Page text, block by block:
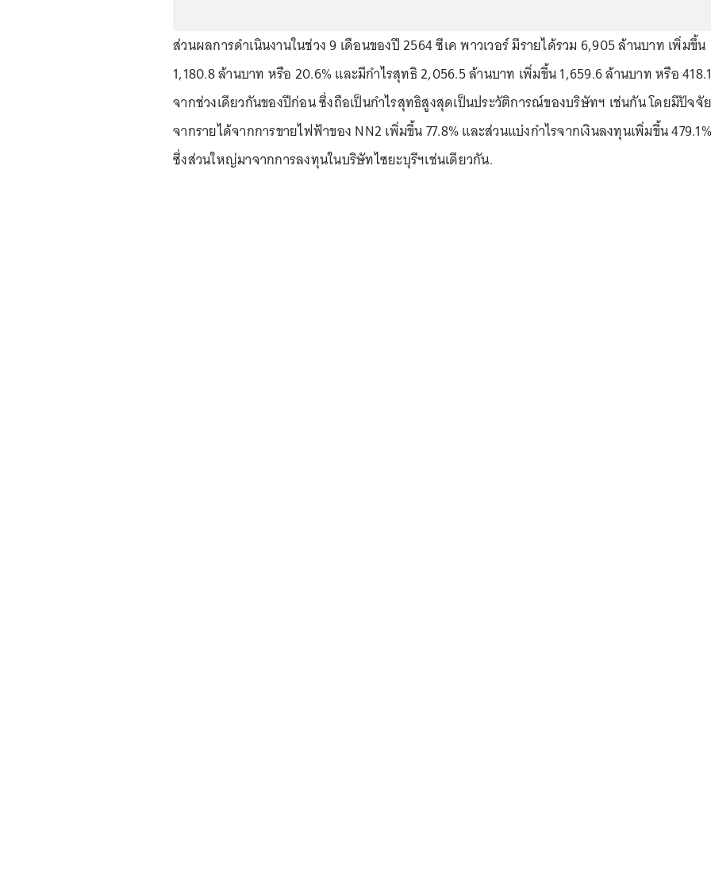
ส่วนผลการดำเนินงานในช่วง 9 เดือนของปี 2564 ซีเค พาวเวอร์ มีรายได้รวม 6,905 ล้านบาท เพิ่มขึ้น
1,180.8 ล้านบาท หรือ 20.6% และมีกำไรสุทธิ 2,056.5 ล้านบาท เพิ่มขึ้น 1,659.6 ล้านบาท หรือ
จากช่วงเดียวกันของปีก่อน ซึ่งถือเป็นกำไรสุทธิสูงสุดเป็นประวัติการณ์ของบริษัทฯ เช่นกัน โดยมีปัจจั
จากรายได้จากการขายไฟฟ้าของ NN2 เพิ่มขึ้น 77.8% และส่วนแบ่งกำไรจากเงินลงทุนเพิ่มขึ้น 479.1%
ซึ่งส่วนใหญ่มาจากการลงทุนในบริษัทไซยะบุรีฯเช่นเดียวกัน.